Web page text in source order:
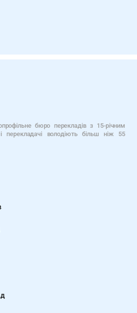
бюро перекладів з 15-річним
перекладачі володіють більш ніж 55